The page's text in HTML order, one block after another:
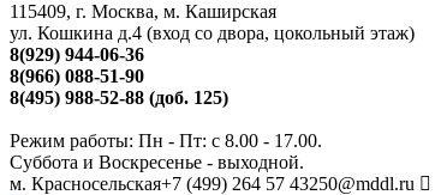
115409, г. Москва, м. Каширская
ул. Кошкина д.4 (вход со двора, цокольный этаж)
8(929) 944-06-36
8(966) 088-51-90
8(495) 988-52-88 (доб. 125)
Режим работы: Пн - Пт: с 8.00 - 17.00.
Суббота и Воскресенье - выходной.
м. Красносельская+7 (499) 264 57 43250@mddl.ru